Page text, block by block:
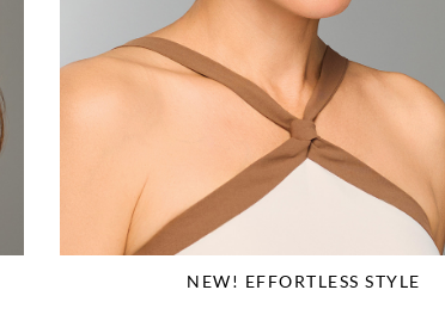
NEW! EFFORTLESS STYLE